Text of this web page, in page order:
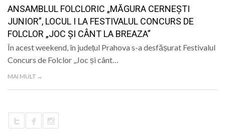
SANATATE
SPORT
SPECIAL
ANSAMBLUL FOLCLORIC „MĂGURA CERNEȘTI
JUNIOR”, LOCUL I LA FESTIVALUL CONCURS DE
FOLCLOR „JOC ȘI CÂNT LA BREAZA”
În acest weekend, în județul Prahova s-a desfășurat Festivalul
Concurs de Folclor „Joc și cânt…
MAI MULT →